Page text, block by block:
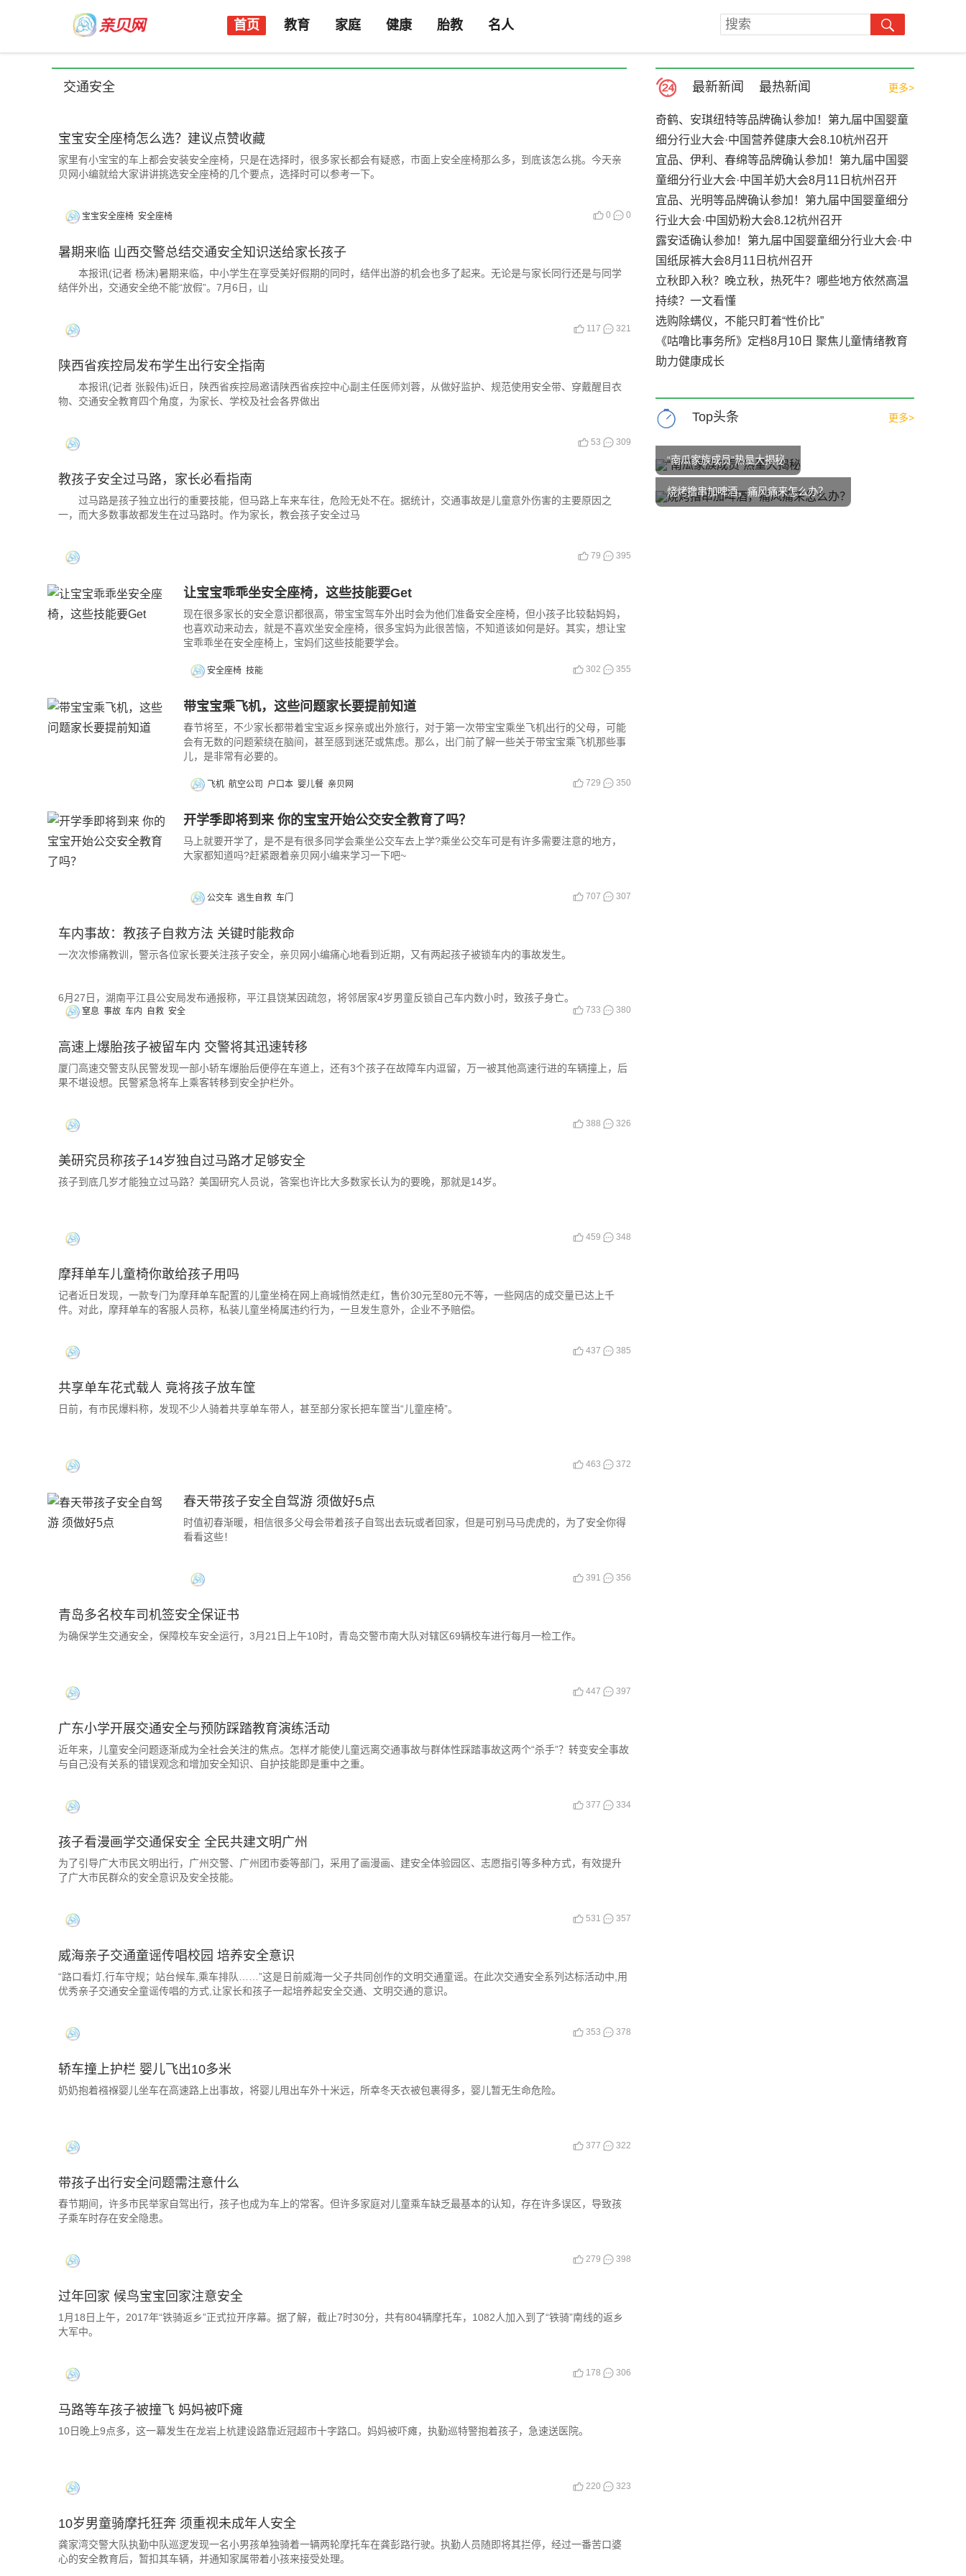
首页 教育 家庭 健康 胎教 名人
交通安全
宝宝安全座椅怎么选？建议点赞收藏
家里有小宝宝的车上都会安装安全座椅，只是在选择时，很多家长都会有疑惑，市面上安全座椅那么多，到底该怎么挑。今天亲
贝网小编就给大家讲讲挑选安全座椅的几个要点，选择时可以参考一下。
宝宝安全座椅 安全座椅 0 0
暑期来临 山西交警总结交通安全知识送给家长孩子
本报讯(记者 杨沫)暑期来临，中小学生在享受美好假期的同时，结伴出游的机会也多了起来。无论是与家长同行还是与同学
结伴外出，交通安全绝不能“放假”。7月6日，山
117 321
陕西省疾控局发布学生出行安全指南
本报讯(记者 张毅伟)近日，陕西省疾控局邀请陕西省疾控中心副主任医师刘蓉，从做好监护、规范使用安全带、穿戴醒目衣
物、交通安全教育四个角度，为家长、学校及社会各界做出
53 309
教孩子安全过马路，家长必看指南
过马路是孩子独立出行的重要技能，但马路上车来车往，危险无处不在。据统计，交通事故是儿童意外伤害的主要原因之
一，而大多数事故都发生在过马路时。作为家长，教会孩子安全过马
79 395
让宝宝乖乖坐安全座椅，这些技能要Get
现在很多家长的安全意识都很高，带宝宝驾车外出时会为他们准备安全座椅，但小孩子比较黏妈妈，
也喜欢动来动去，就是不喜欢坐安全座椅，很多宝妈为此很苦恼，不知道该如何是好。其实，想让宝
宝乖乖坐在安全座椅上，宝妈们这些技能要学会。
安全座椅 技能 302 355
带宝宝乘飞机，这些问题家长要提前知道
春节将至，不少家长都带着宝宝返乡探亲或出外旅行，对于第一次带宝宝乘坐飞机出行的父母，可能
会有无数的问题萦绕在脑间，甚至感到迷茫或焦虑。那么，出门前了解一些关于带宝宝乘飞机那些事
儿，是非常有必要的。
飞机 航空公司 户口本 婴儿餐 亲贝网 729 350
开学季即将到来 你的宝宝开始公交安全教育了吗？
马上就要开学了，是不是有很多同学会乘坐公交车去上学?乘坐公交车可是有许多需要注意的地方，
大家都知道吗?赶紧跟着亲贝网小编来学习一下吧~
公交车 逃生自救 车门 707 307
车内事故：教孩子自救方法 关键时能救命
一次次惨痛教训，警示各位家长要关注孩子安全，亲贝网小编痛心地看到近期，又有两起孩子被锁车内的事故发生。
6月27日，湖南平江县公安局发布通报称，平江县饶某因疏忽，将邻居家4岁男童反锁自己车内数小时，致孩子身亡。
拘留。
窒息 事故 车内 自救 安全 733 380
高速上爆胎孩子被留车内 交警将其迅速转移
厦门高速交警支队民警发现一部小轿车爆胎后便停在车道上，还有3个孩子在故障车内逗留，万一被其他高速行进的车辆撞上，后
果不堪设想。民警紧急将车上乘客转移到安全护栏外。
388 326
美研究员称孩子14岁独自过马路才足够安全
孩子到底几岁才能独立过马路？美国研究人员说，答案也许比大多数家长认为的要晚，那就是14岁。
459 348
摩拜单车儿童椅你敢给孩子用吗
记者近日发现，一款专门为摩拜单车配置的儿童坐椅在网上商城悄然走红，售价30元至80元不等，一些网店的成交量已达上千
件。对此，摩拜单车的客服人员称，私装儿童坐椅属违约行为，一旦发生意外，企业不予赔偿。
437 385
共享单车花式载人 竟将孩子放车筐
日前，有市民爆料称，发现不少人骑着共享单车带人，甚至部分家长把车筐当“儿童座椅”。
463 372
春天带孩子安全自驾游 须做好5点
时值初春渐暖，相信很多父母会带着孩子自驾出去玩或者回家，但是可别马马虎虎的，为了安全你得
看看这些！
391 356
青岛多名校车司机签安全保证书
为确保学生交通安全，保障校车安全运行，3月21日上午10时，青岛交警市南大队对辖区69辆校车进行每月一检工作。
447 397
广东小学开展交通安全与预防踩踏教育演练活动
近年来，儿童安全问题逐渐成为全社会关注的焦点。怎样才能使儿童远离交通事故与群体性踩踏事故这两个“杀手”？转变安全事故
与自己没有关系的错误观念和增加安全知识、自护技能即是重中之重。
377 334
孩子看漫画学交通保安全 全民共建文明广州
为了引导广大市民文明出行，广州交警、广州团市委等部门，采用了画漫画、建安全体验园区、志愿指引等多种方式，有效提升
了广大市民群众的安全意识及安全技能。
531 357
威海亲子交通童谣传唱校园 培养安全意识
“路口看灯,行车守规；站台候车,乘车排队……”这是日前威海一父子共同创作的文明交通童谣。在此次交通安全系列达标活动中,用
优秀亲子交通安全童谣传唱的方式,让家长和孩子一起培养起安全交通、文明交通的意识。
353 378
轿车撞上护栏 婴儿飞出10多米
奶奶抱着襁褓婴儿坐车在高速路上出事故，将婴儿甩出车外十米远，所幸冬天衣被包裹得多，婴儿暂无生命危险。
377 322
带孩子出行安全问题需注意什么
春节期间，许多市民举家自驾出行，孩子也成为车上的常客。但许多家庭对儿童乘车缺乏最基本的认知，存在许多误区，导致孩
子乘车时存在安全隐患。
279 398
过年回家 候鸟宝宝回家注意安全
1月18日上午，2017年“铁骑返乡”正式拉开序幕。据了解，截止7时30分，共有804辆摩托车，1082人加入到了“铁骑”南线的返乡
大军中。
178 306
马路等车孩子被撞飞 妈妈被吓瘫
10日晚上9点多，这一幕发生在龙岩上杭建设路靠近冠超市十字路口。妈妈被吓瘫，执勤巡特警抱着孩子，急速送医院。
220 323
10岁男童骑摩托狂奔 须重视未成年人安全
龚家湾交警大队执勤中队巡逻发现一名小男孩单独骑着一辆两轮摩托车在龚彭路行驶。执勤人员随即将其拦停，经过一番苦口婆
心的安全教育后，暂扣其车辆，并通知家属带着小孩来接受处理。
最新新闻 最热新闻 更多>
奇鹤、安琪纽特等品牌确认参加！第九届中国婴童
细分行业大会·中国营养健康大会8.10杭州召开
宜品、伊利、春绵等品牌确认参加！第九届中国婴
童细分行业大会·中国羊奶大会8月11日杭州召开
宜品、光明等品牌确认参加！第九届中国婴童细分
行业大会·中国奶粉大会8.12杭州召开
露安适确认参加！第九届中国婴童细分行业大会·中
国纸尿裤大会8月11日杭州召开
立秋即入秋？晚立秋，热死牛？哪些地方依然高温
持续？一文看懂
选购除螨仪，不能只盯着“性价比”
《咕噜比事务所》定档8月10日 聚焦儿童情绪教育
助力健康成长
Top头条 更多>
“南瓜家族成员”热量大揭秘
烧烤撸串加啤酒，痛风痛来怎么办？